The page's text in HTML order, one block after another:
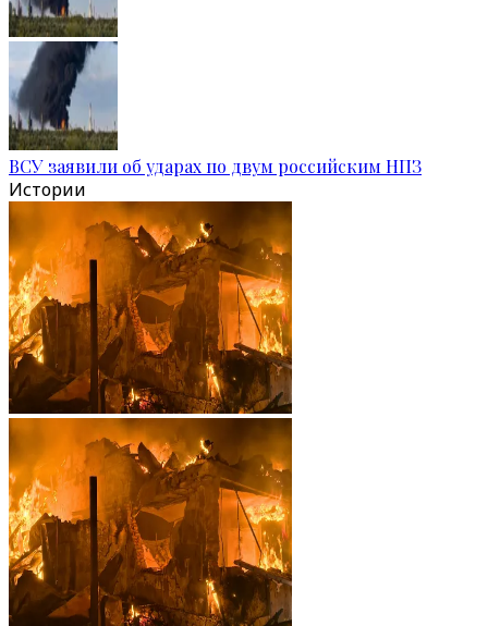
ВСУ заявили об ударах по двум российским НПЗ
Истории